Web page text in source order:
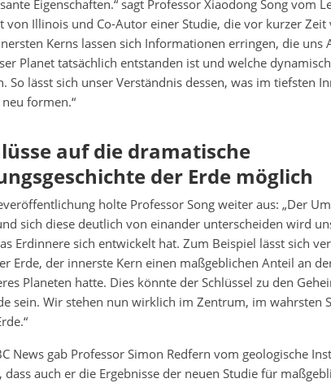
Eigenschaften.“ sagt Professor Xiaodong Song vom
von Illinois und Co-Autor einer Studie, die vor kurzer
Kerns lassen sich Informationen erringen, die uns
Planet tatsächlich entstanden ist und welche
So lässt sich unser Verständnis dessen, was im tiefsten
formen.“
auf die dramatische
der Erde möglich
holte Professor Song weiter aus: „Der
sich diese deutlich von einander unterscheiden wird
Erdinnere sich entwickelt hat. Zum Beispiel lässt sich
Erde, der innerste Kern einen maßgeblichen Anteil an
Planeten hatte. Dies könnte der Schlüssel zu den
sein. Wir stehen nun wirklich im Zentrum, im wahrsten
News gab Professor Simon Redfern vom geologische
auch er die Ergebnisse der neuen Studie für